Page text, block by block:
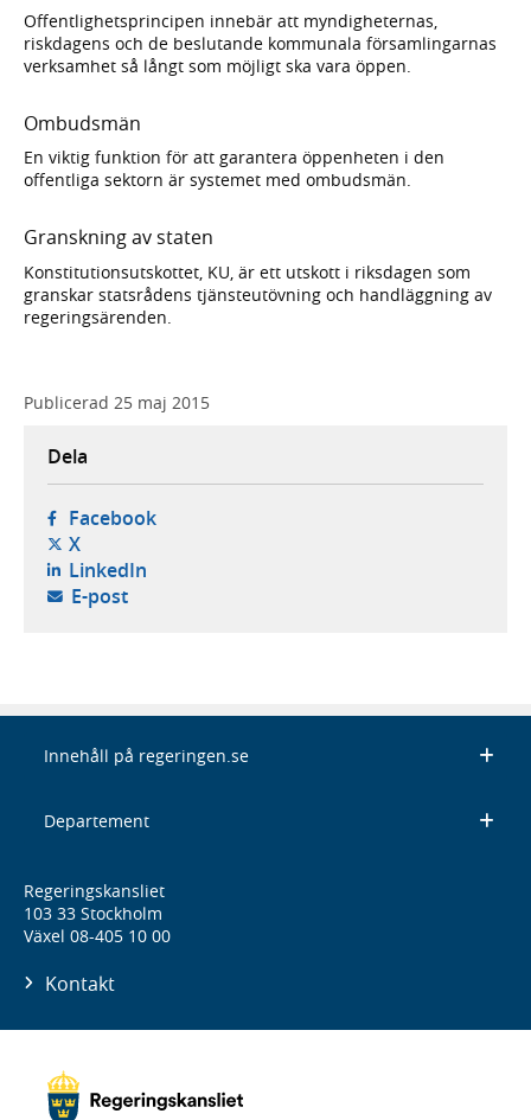
Offentlighetsprincipen innebär att myndigheternas,
riskdagens och de beslutande kommunala församlingarnas
verksamhet så långt som möjligt ska vara öppen.
Ombudsmän
En viktig funktion för att garantera öppenheten i den
offentliga sektorn är systemet med ombudsmän.
Granskning av staten
Konstitutionsutskottet, KU, är ett utskott i riksdagen som
granskar statsrådens tjänsteutövning och handläggning av
regeringsärenden.
Publicerad 25 maj 2015
Dela
Facebook- öppnas i ny flik, extern webbplats,
X- öppnas i ny flik, extern webbplats,
LinkedIn- öppnas i ny flik, extern webbplats,
E-post- öppnar din e-postklient,
Innehåll på regeringen.se
Departement
Regeringskansliet
103 33 Stockholm
Växel 08-405 10 00
Kontakt